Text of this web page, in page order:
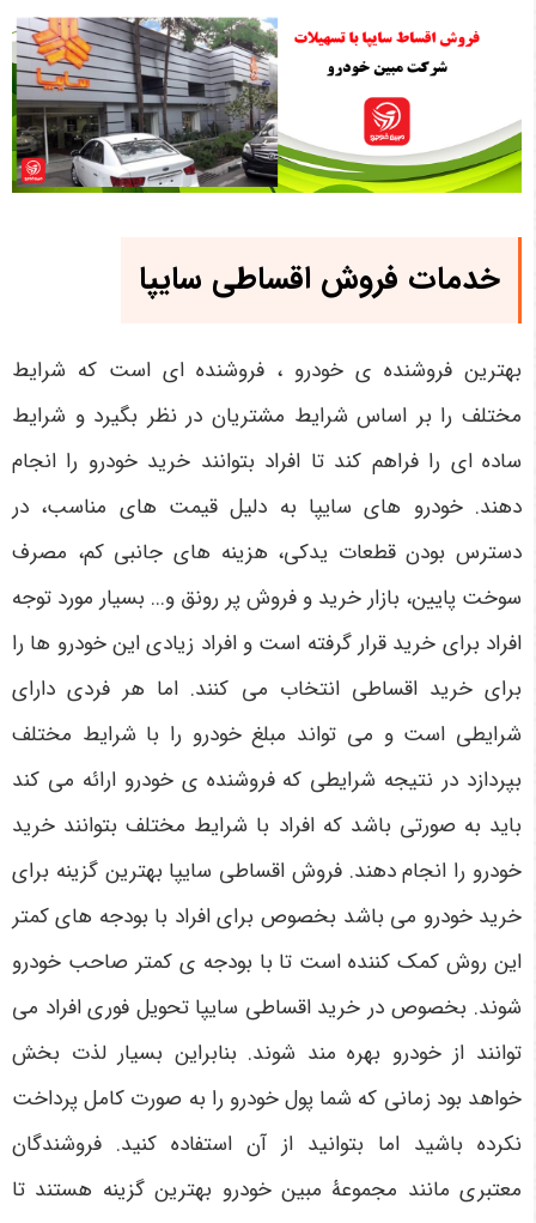
خدمات فروش اقساطی سایپا
بهترین فروشنده ی خودرو ، فروشنده ای است که شرایط
مختلف را بر اساس شرایط مشتریان در نظر بگیرد و شرایط
ساده ای را فراهم کند تا افراد بتوانند خرید خودرو را انجام
دهند. خودرو های سایپا به دلیل قیمت های مناسب، در
دسترس بودن قطعات یدکی، هزینه های جانبی کم، مصرف
سوخت پایین، بازار خرید و فروش پر رونق و... بسیار مورد توجه
افراد برای خرید قرار گرفته است و افراد زیادی این خودرو ها را
برای خرید اقساطی انتخاب می کنند. اما هر فردی دارای
شرایطی است و می تواند مبلغ خودرو را با شرایط مختلف
بپردازد در نتیجه شرایطی که فروشنده ی خودرو ارائه می کند
باید به صورتی باشد که افراد با شرایط مختلف بتوانند خرید
خودرو را انجام دهند. فروش اقساطی سایپا بهترین گزینه برای
خرید خودرو می باشد بخصوص برای افراد با بودجه های کمتر
این روش کمک کننده است تا با بودجه ی کمتر صاحب خودرو
شوند. بخصوص در خرید اقساطی سایپا تحویل فوری افراد می
توانند از خودرو بهره مند شوند. بنابراین بسیار لذت بخش
خواهد بود زمانی که شما پول خودرو را به صورت کامل پرداخت
نکرده باشید اما بتوانید از آن استفاده کنید. فروشندگان
معتبری مانند مجموعۀ مبین خودرو بهترین گزینه هستند تا